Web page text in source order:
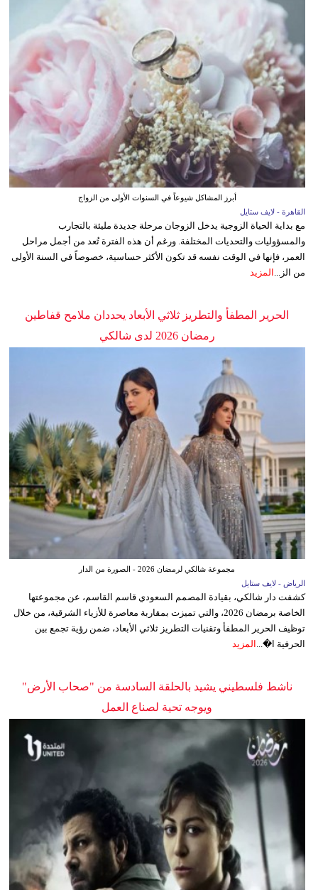
أبرز المشاكل شيوعاً في السنوات الأولى من الزواج
القاهرة - لايف ستايل
مع بداية الحياة الزوجية يدخل الزوجان مرحلة جديدة مليئة بالتجارب
والمسؤوليات والتحديات المختلفة. ورغم أن هذه الفترة تُعد من أجمل مراحل
العمر، فإنها في الوقت نفسه قد تكون الأكثر حساسية، خصوصاً في السنة الأولى
من الز...
المزيد
الحرير المطفأ والتطريز ثلاثي الأبعاد يحددان ملامح قفاطين
رمضان 2026 لدى شالكي
مجموعة شالكي لرمضان 2026 - الصورة من الدار
الرياض - لايف ستايل
كشفت دار شالكي، بقيادة المصمم السعودي قاسم القاسم، عن مجموعتها
الخاصة برمضان 2026، والتي تميزت بمقاربة معاصرة للأزياء الشرقية، من خلال
توظيف الحرير المطفأ وتقنيات التطريز ثلاثي الأبعاد، ضمن رؤية تجمع بين
الحرفية ا�... المزيد
ناشط فلسطيني يشيد بالحلقة السادسة من "صحاب الأرض"
ويوجه تحية لصناع العمل